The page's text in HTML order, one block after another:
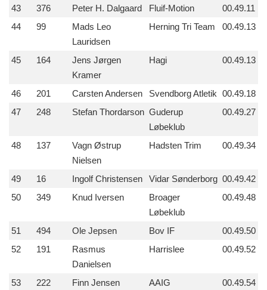
43
376 Peter H. Dalgaard Fluif-Motion
00.49.11
44
99
Mads Leo
Lauridsen
Herning Tri Team 00.49.13
45 164
Jens Jørgen
Kramer
Hagi 00.49.13
46 201 Carsten Andersen Svendborg Atletik 00.49.18
47
248 Stefan Thordarson Guderup
Løbeklub
00.49.27
48 137
Vagn Østrup
Nielsen
Hadsten Trim 00.49.34
49 16 Ingolf Christensen Vidar Sønderborg 00.49.42
50
349 Knud Iversen
Broager
Løbeklub
00.49.48
51 494 Ole Jepsen Bov IF
00.49.50
52
191
Rasmus
Danielsen
Harrislee 00.49.52
53 222 Finn Jensen AAIG
00.49.54